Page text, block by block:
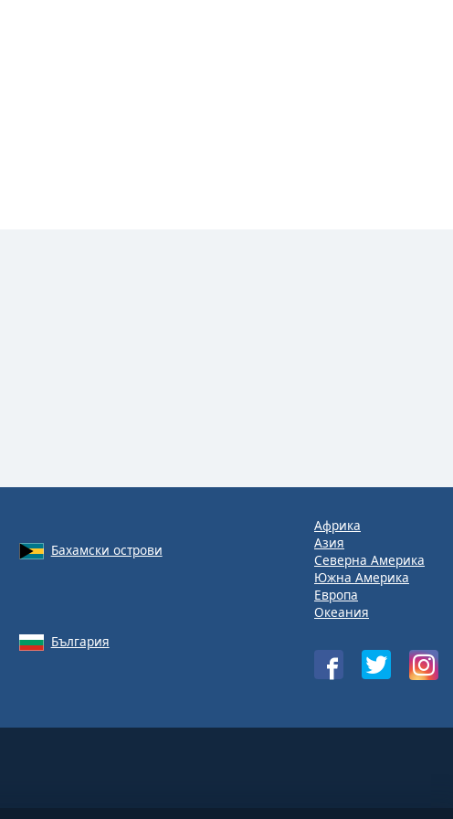
Бахамски острови
България
Африка
Азия
Северна Америка
Южна Америка
Европа
Океания